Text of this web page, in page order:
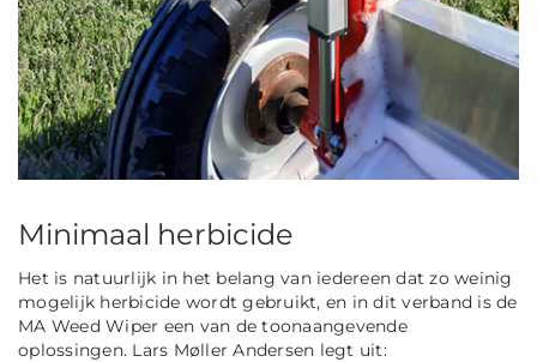
Minimaal herbicide
Het is natuurlijk in het belang van iedereen dat zo weinig
mogelijk herbicide wordt gebruikt, en in dit verband is de
MA Weed Wiper een van de toonaangevende
oplossingen. Lars Møller Andersen legt uit: